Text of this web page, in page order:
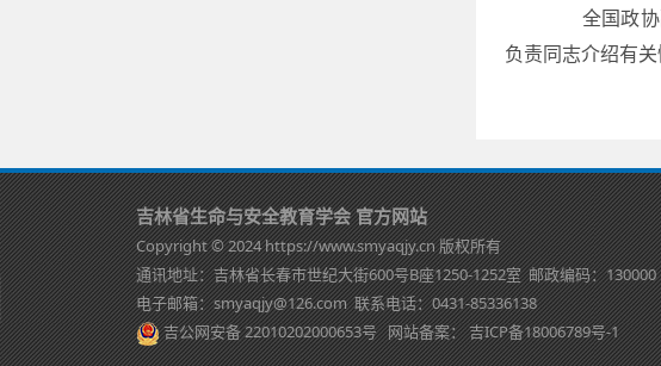
全国政协副
负责同志介绍有
吉林省生命与安全教育学会 官方网站
Copyright © 2024 https://www.smyaqjy.cn 版权所有
通讯地址：吉林省长春市世纪大街600号B座1250-1252室 邮政编码：130000
电子邮箱：smyaqjy@126.com 联系电话：0431-85336138
吉公网安备 22010202000653号网站备案：吉ICP备18006789号-1